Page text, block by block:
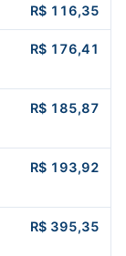
R$ 116,35
R$ 176,41
R$ 185,87
R$ 193,92
R$ 395,35